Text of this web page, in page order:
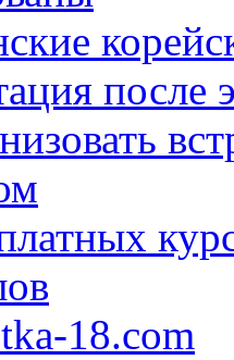
после
18.com